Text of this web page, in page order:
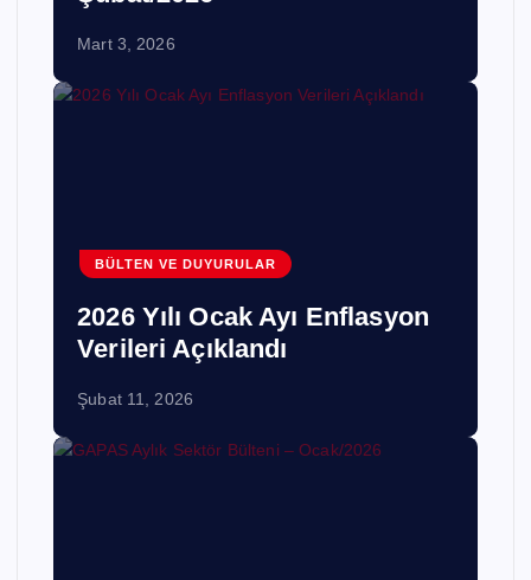
Mart 3, 2026
BÜLTEN VE DUYURULAR
2026 Yılı Ocak Ayı Enflasyon
Verileri Açıklandı
Şubat 11, 2026